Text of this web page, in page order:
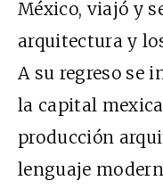
México, viajó y
arquitectura y
A su regreso se
la capital
producción
lenguaje